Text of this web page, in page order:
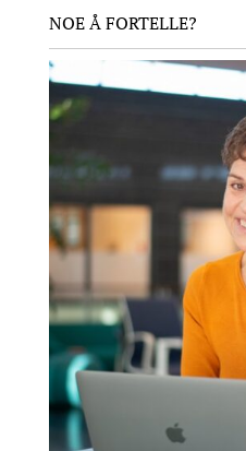
NOE Å FORTELLE?